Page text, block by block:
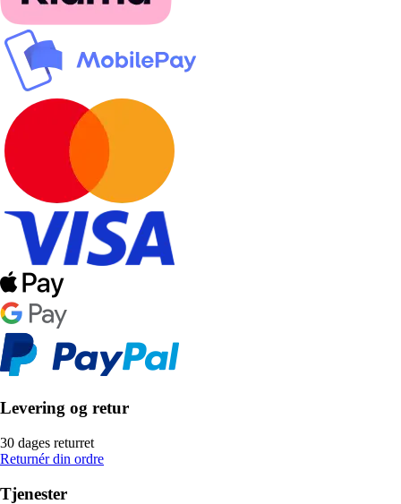
Levering og retur
30 dages returret
Returnér din ordre
Tjenester